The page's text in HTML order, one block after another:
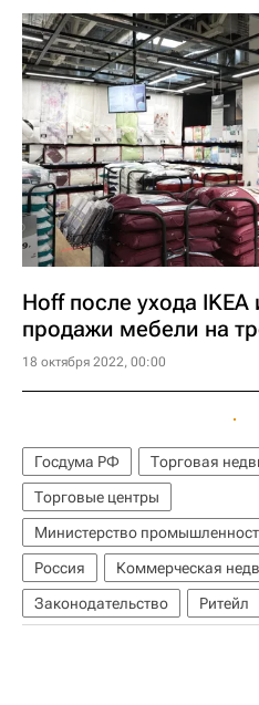
Hoff после ухода
продажи мебели на
18 октября 2022, 00:00
Госдума РФ
Торговая
Торговые центры
Россия
Коммерческая
Законодательство
Ритейл